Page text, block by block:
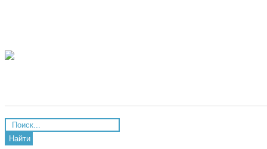
Найти